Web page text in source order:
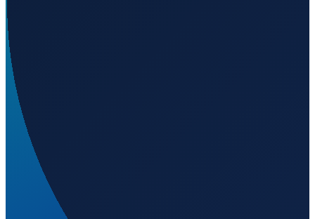
Helipad?
Wird geladen...
16
→Shanghai